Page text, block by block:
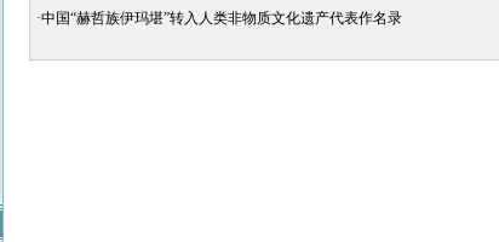
·中国“赫哲族伊玛堪”转入人类非物质文化遗产代表作名录